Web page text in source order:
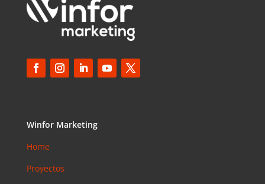
Winfor Marketing
Home
Proyectos